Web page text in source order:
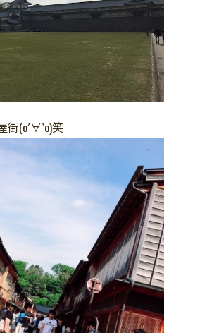
街(о´∀`о)笑